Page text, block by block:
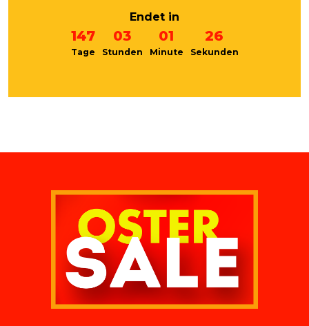
Endet in
147
Tage
03
Stunden
01
Minute
26
Sekunden